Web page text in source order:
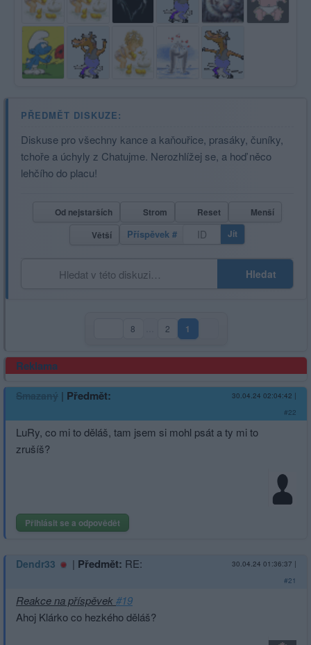
PŘEDMĚT DISKUZE:
Diskuse pro všechny kance a kaňouřice, prasáky, čuníky,
tchoře a úchyly z Chatujme. Nerozhlížej se, a hoď něco
lehčího do placu!
Od nejstarších Strom Reset
Menší
Větší
Příspěvek # Jít
Hledat
8 2 1(aktuální strana)
Reklama
Smazaný | Předmět: 30.04.24 02:04:42 |
#22
LuRy, co mi to děláš, tam jsem si mohl psát a ty mi to
zrušíš?
Přihlásit se a odpovědět
Dendr33 | Předmět: RE: 30.04.24 01:36:37 |
#21
Reakce na příspěvek#19
Ahoj Klárko co hezkého děláš?